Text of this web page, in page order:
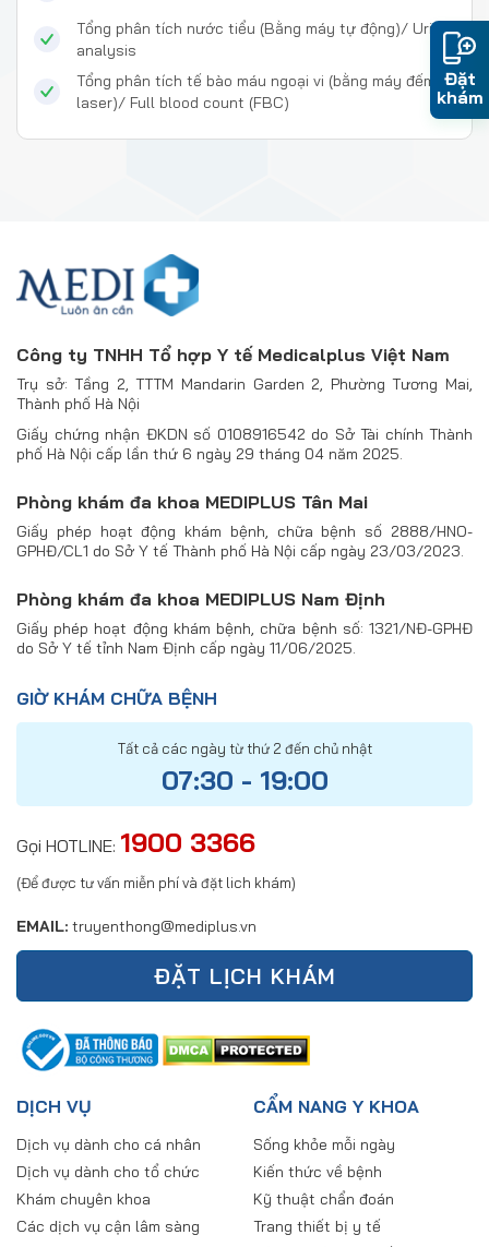
Tổng phân tích nước tiểu (Bằng máy tự động)/ Urine
analysis
Tổng phân tích tế bào máu ngoại vi (bằng máy đếm
laser)/ Full blood count (FBC)
Công ty TNHH Tổ hợp Y tế Medicalplus Việt Nam
Trụ sở: Tầng 2, TTTM Mandarin Garden 2, Phường Tương Mai,
Thành phố Hà Nội
Giấy chứng nhận ĐKDN số 0108916542 do Sở Tài chính Thành
phố Hà Nội cấp lần thứ 6 ngày 29 tháng 04 năm 2025.
Phòng khám đa khoa MEDIPLUS Tân Mai
Giấy phép hoạt động khám bệnh, chữa bệnh số 2888/HNO-
GPHĐ/CL1 do Sở Y tế Thành phố Hà Nội cấp ngày 23/03/2023.
Phòng khám đa khoa MEDIPLUS Nam Định
Giấy phép hoạt động khám bệnh, chữa bệnh số: 1321/NĐ-GPHĐ
do Sở Y tế tỉnh Nam Định cấp ngày 11/06/2025.
GIỜ KHÁM CHỮA BỆNH
Tất cả các ngày từ thứ 2 đến chủ nhật
07:30 - 19:00
Gọi HOTLINE: 1900 3366
(Để được tư vấn miễn phí và đặt lich khám)
EMAIL: truyenthong@mediplus.vn
ĐẶT LỊCH KHÁM
DỊCH VỤ
Dịch vụ dành cho cá nhân
Dịch vụ dành cho tổ chức
Khám chuyên khoa
Các dịch vụ cận lâm sàng
CẨM NANG Y KHOA
Sống khỏe mỗi ngày
Kiến thức về bệnh
Kỹ thuật chẩn đoán
Trang thiết bị y tế
Đặt
khám